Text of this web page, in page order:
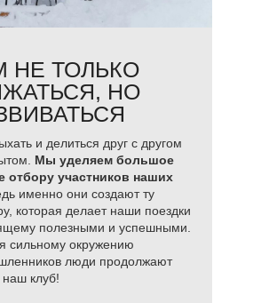
НЕ ТОЛЬКО
НО
и делиться друг с другом
Мы уделяем большое
отбору участников наших
именно они создают ту
которая делает наши поездки
полезными и успешными.
сильному окружению
люди продолжают
наш клуб!